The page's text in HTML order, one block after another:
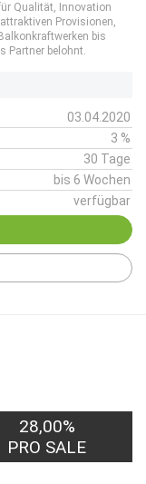
Qualität, Innovation
Provisionen,
bis
Partner belohnt.
03.04.2020
3 %
30 Tage
bis 6 Wochen
verfügbar
28,00%
PRO SALE